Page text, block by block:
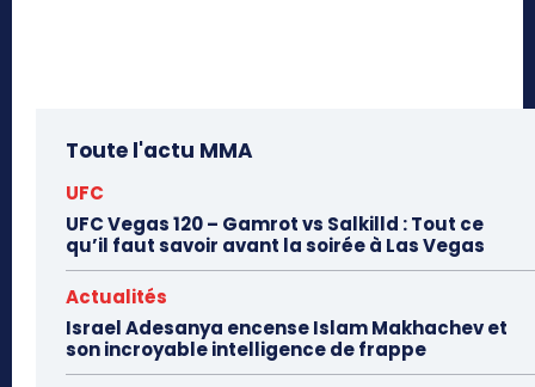
Toute l'actu MMA
UFC
UFC Vegas 120 – Gamrot vs Salkilld : Tout ce
qu’il faut savoir avant la soirée à Las Vegas
Actualités
Israel Adesanya encense Islam Makhachev et
son incroyable intelligence de frappe